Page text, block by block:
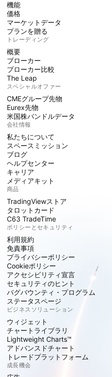
機能
価格
マーケットデータ
プランを贈る
トレーディング
概要
ブローカー
ブローカー比較
The Leap
スペシャルオファー
CMEグループ先物
Eurex先物
米国株バンドルデータ
会社情報
私たちについて
スペースミッション
ブログ
ヘルプセンター
キャリア
メディアキット
商品
TradingViewストア
タロットカード
C63 TradeTime
ポリシーとセキュリティ
利用規約
免責事項
プライバシーポリシー
Cookieポリシー
アクセシビリティ宣言
セキュリティのヒント
バグバウンティ・プログラム
ステータスページ
ビジネスソリューション
ウィジェット
チャートライブラリ
Lightweight Charts™
アドバンスドチャート
トレードプラットフォーム
成長機会